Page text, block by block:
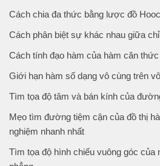
Cách chia đa thức bằng lược đồ
Cách phân biệt sự khác nhau giữa
Cách tính đạo hàm của hàm căn thức
Giới hạn hàm số dạng vô cùng trên
Tìm tọa độ tâm và bán kính của
Mẹo tìm đường tiệm cận của đồ thị
nghiệm nhanh nhất
Tìm tọa độ hình chiếu vuông góc của